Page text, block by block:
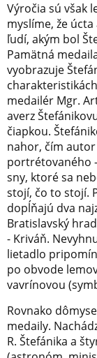
Výročia sú však
myslíme, že
ľudí, akým bol
Pamätná
vyobrazuje
medailér Mgr.
averz
čiapkou.
nahor, čím
portrétovaného
sny, ktoré sa
stojí, čo to stojí.
dopĺňajú dva
Bratislavský
- Kriváň.
lietadlo
po obvode
vavrínovou
Rovnako
medaily.
R. Štefánika a